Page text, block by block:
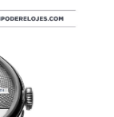
TIEMPO